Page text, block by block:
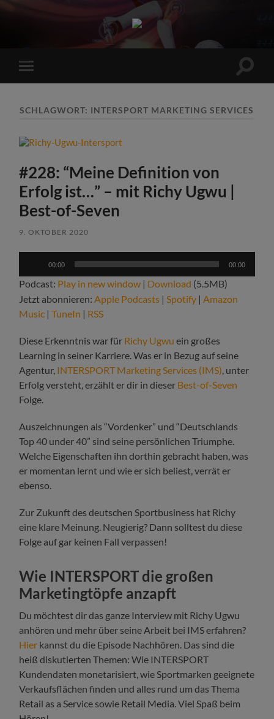
Sports
Maniac
Mobile-
Menü
SCHLAGWORT: INTERSPORT MARKETING SERVICES
#228: “Meine Definition von
Erfolg ist…” – mit Richy Ugwu |
Best-of-Seven
9. OKTOBER 2020
00:00 00:00
Podcast: Play in new window | Download (5.5MB)
Jetzt abonnieren:Apple Podcasts |Spotify |Amazon
Music |TuneIn | RSS
Diese Erkenntnis war für Richy Ugwu ein großes
Learning in seiner Karriere. Was er in Bezug auf seine
Agentur, INTERSPORT Marketing Services (IMS), unter
Erfolg versteht, erzählt er dir in dieser Best-of-Seven
Folge.
Auszeichnungen als “Vordenker” und “Deutschlands
Top 40 under 40” sind seine persönlichen Triumphe.
Welche Eigenschaften ihn dorthin gebracht haben, was
er momentan lernt und wie er sich beliest, verrät er
ebenso.
Zur Zukunft des deutschen Sportbusiness hat Richy
eine klare Meinung. Neugierig? Dann solltest du diese
Folge auf gar keinen Fall verpassen!
Wie INTERSPORT die großen
Marketingtöpfe anzapft
Du möchtest dir das ganze Interview mit Richy Ugwu
anhören und mehr über seine Arbeit bei IMS erfahren?
Hier kannst du die Episode Nachhören. Das sind die
heiß diskutierten Themen: Wie INTERSPORT
Kundendaten monetarisiert, wie Sportmarken geeignete
Verkaufsflächen finden und alles rund um das Thema
Retail as a Service sowie Retail Media. Viel Spaß beim